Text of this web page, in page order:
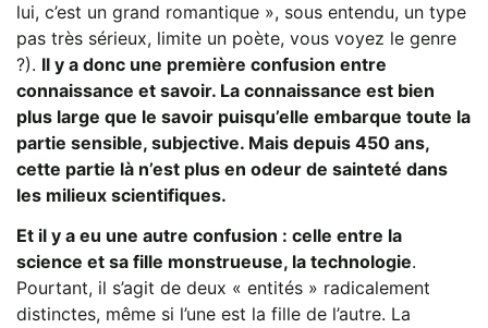
lui, c’est un grand romantique », sous entendu, un type
pas très sérieux, limite un poète, vous voyez le genre
?). Il y a donc une première confusion entre
connaissance et savoir. La connaissance est bien
plus large que le savoir puisqu’elle embarque toute la
partie sensible, subjective. Mais depuis 450 ans,
cette partie là n’est plus en odeur de sainteté dans
les milieux scientifiques.
Et il y a eu une autre confusion : celle entre la
science et sa fille monstrueuse, la technologie.
Pourtant, il s’agit de deux « entités » radicalement
distinctes, même si l’une est la fille de l’autre. La